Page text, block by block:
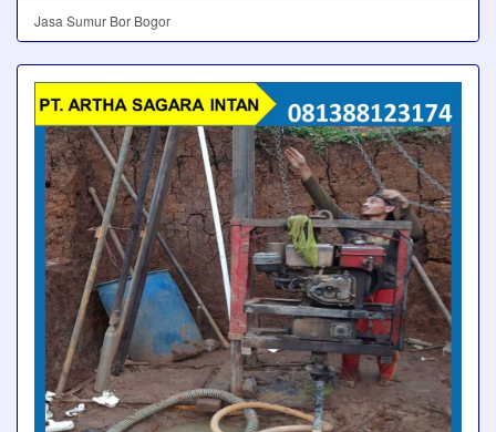
Jasa Sumur Bor Bogor